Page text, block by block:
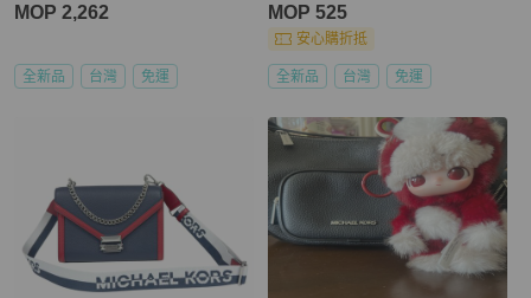
MOP 2,262
全新品 台灣 免運
MOP 525
安心購折抵
全新品 台灣 免運